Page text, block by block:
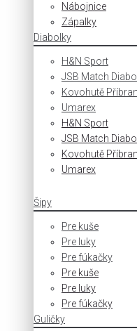
Nábojnice
Zápalky
Diabolky
H&N Sport
JSB Match
Kovohutě
Umarex
H&N Sport
JSB Match
Kovohutě
Umarex
Šipy
Pre kuše
Pre luky
Pre fúkačky
Pre kuše
Pre luky
Pre fúkačky
Guličky